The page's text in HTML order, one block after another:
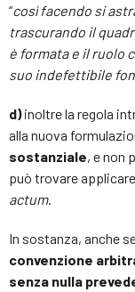
“così facendo si
trascurando il
è formata e il ruolo
suo indefettibile
d)inoltre la regola
alla nuova
sostanziale, e non
può trovare
actum.
In sostanza, anche
convenzione
senza nulla